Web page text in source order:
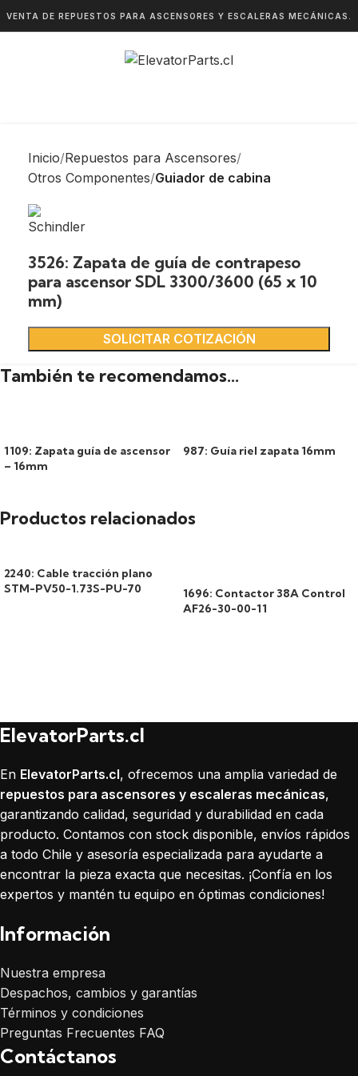
VENTA DE REPUESTOS PARA ASCENSORES Y ESCALERAS MECÁNICAS.
Inicio Repuestos para Ascensores
Otros Componentes Guiador de cabina
3526: Zapata de guía de contrapeso
para ascensor SDL 3300/3600 (65 x 10
mm)
SOLICITAR COTIZACIÓN
También te recomendamos…
1109: Zapata guía de ascensor
– 16mm
987: Guía riel zapata 16mm
Productos relacionados
2240: Cable tracción plano
STM-PV50-1.73S-PU-70
1696: Contactor 38A Control
AF26-30-00-11
ElevatorParts.cl
En ElevatorParts.cl, ofrecemos una amplia variedad de
repuestos para ascensores y escaleras mecánicas,
garantizando calidad, seguridad y durabilidad en cada
producto. Contamos con stock disponible, envíos rápidos
a todo Chile y asesoría especializada para ayudarte a
encontrar la pieza exacta que necesitas. ¡Confía en los
expertos y mantén tu equipo en óptimas condiciones!
Información
Nuestra empresa
Despachos, cambios y garantías
Términos y condiciones
Preguntas Frecuentes FAQ
Contáctanos